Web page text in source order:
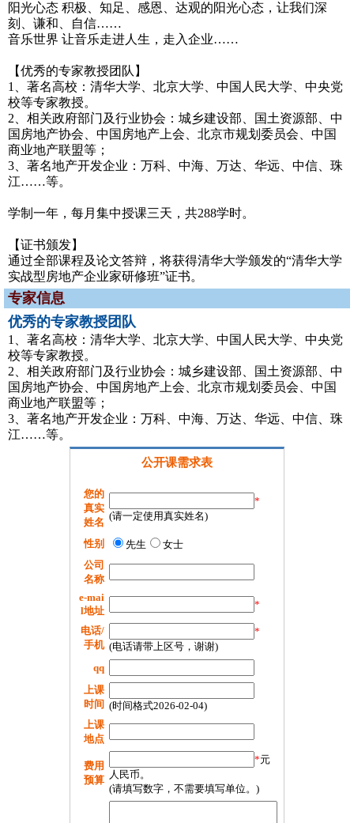
阳光心态 积极、知足、感恩、达观的阳光心态，让我们深
刻、谦和、自信……
音乐世界 让音乐走进人生，走入企业……
【优秀的专家教授团队】
1、著名高校：清华大学、北京大学、中国人民大学、中央党
校等专家教授。
2、相关政府部门及行业协会：城乡建设部、国土资源部、中
国房地产协会、中国房地产上会、北京市规划委员会、中国
商业地产联盟等；
3、著名地产开发企业：万科、中海、万达、华远、中信、珠
江……等。
学制一年，每月集中授课三天，共288学时。
【证书颁发】
通过全部课程及论文答辩，将获得清华大学颁发的“清华大学
实战型房地产企业家研修班”证书。
专家信息
优秀的专家教授团队
1、著名高校：清华大学、北京大学、中国人民大学、中央党
校等专家教授。
2、相关政府部门及行业协会：城乡建设部、国土资源部、中
国房地产协会、中国房地产上会、北京市规划委员会、中国
商业地产联盟等；
3、著名地产开发企业：万科、中海、万达、华远、中信、珠
江……等。
公开课需求表
您的
真实
姓名
*
(请一定使用真实姓名)
性别 先生
女士
公司
名称
e-mai
l地址
*
电话/
手机
*
(电话请带上区号，谢谢)
qq
上课
时间 (时间格式2026-02-04)
上课
地点
费用
预算
*元
人民币。
(请填写数字，不需要填写单位。)